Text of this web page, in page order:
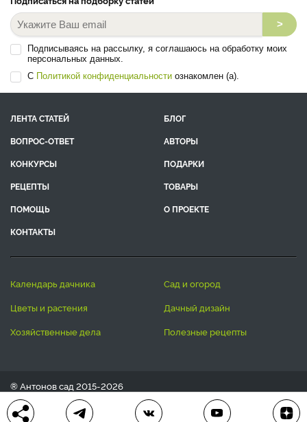
>
Подписываясь на рассылку, я соглашаюсь на обработку моих
персональных данных.
С Политикой конфиденциальности ознакомлен (а).
ЛЕНТА СТАТЕЙ
БЛОГ
ВОПРОС-ОТВЕТ
АВТОРЫ
КОНКУРСЫ
ПОДАРКИ
РЕЦЕПТЫ
ТОВАРЫ
ПОМОЩЬ
О ПРОЕКТЕ
КОНТАКТЫ
календарь дачника
сад и огород
цветы и растения
дачный дизайн
хозяйственные дела
полезные рецепты
® Антонов сад 2015-2026
Политика конфиденциальности